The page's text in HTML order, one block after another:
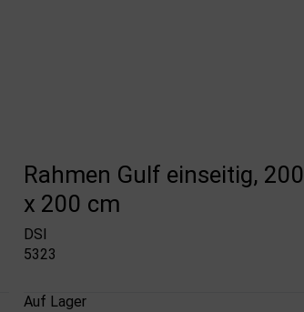
Rahmen Gulf einseitig, 200
x 200 cm
DSI
5323
Auf Lager